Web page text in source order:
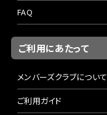
FAQ
ご利用にあたって
メンバーズクラブについて
ご利用ガイド